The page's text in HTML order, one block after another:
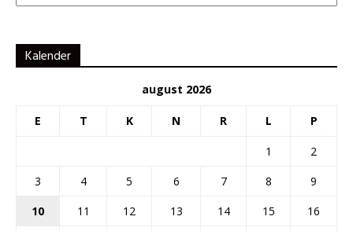
Kalender
august 2026
E T K N R L P
1
2
3
4 5 6 7 8
9
10
11 12 13 14 15
16